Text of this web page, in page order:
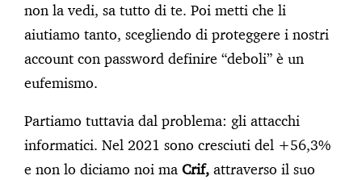
non la vedi, sa tutto di te. Poi metti che li
aiutiamo tanto, scegliendo di proteggere i nostri
account con password definire “deboli” è un
eufemismo.
Partiamo tuttavia dal problema: gli attacchi
informatici. Nel 2021 sono cresciuti del +56,3%
e non lo diciamo noi ma Crif, attraverso il suo